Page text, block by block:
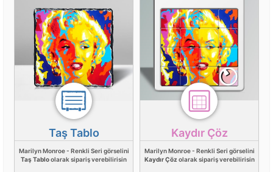
Taş Tablo
Marilyn Monroe - Renkli Seri görselini
Taş Tabloolarak sipariş verebilirisin
Kaydır Çöz
Marilyn Monroe - Renkli Seri görselini
Kaydır Çöz olarak sipariş verebilirisin